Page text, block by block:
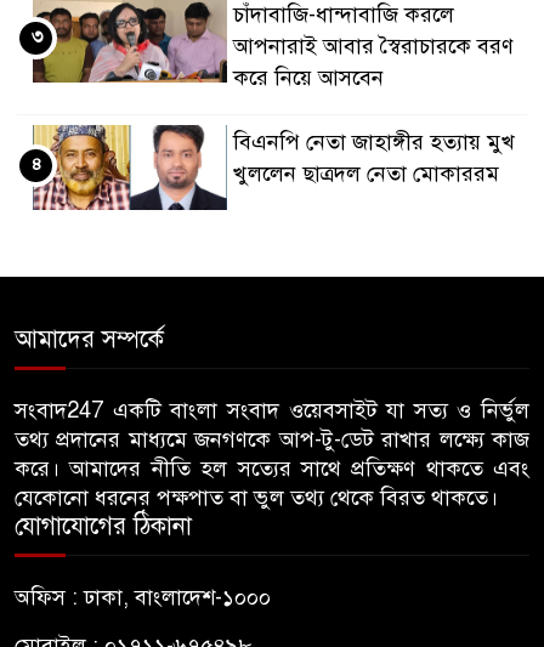
চাঁদাবাজি-ধান্দাবাজি করলে
আপনারাই আবার স্বৈরাচারকে বরণ
করে নিয়ে আসবেন
৩
বিএনপি নেতা জাহাঙ্গীর হত্যায় মুখ
খুললেন ছাত্রদল নেতা মোকাররম
৪
জামায়াতের কর্মসূচিতে বিএনপির
মারধর
৫
হামলার উদ্যেশ্যে শিবিরের মেসের
তথ্য সংগ্রহ, ছাত্রদল সভাপতিকে
সাবেক শিবির সভাপতির কড়া বার্তা
৬
ভিপির তদবির
৭
আমাদের সম্পর্কে
সংবাদ247 একটি বাংলা সংবাদ ওয়েবসাইট যা সত্য ও নির্ভুল
তথ্য প্রদানের মাধ্যমে জনগণকে আপ-টু-ডেট রাখার লক্ষ্যে কাজ
করে। আমাদের নীতি হল সত্যের সাথে প্রতিক্ষণ থাকতে এবং
যেকোনো ধরনের পক্ষপাত বা ভুল তথ্য থেকে বিরত থাকতে।
যোগাযোগের ঠিকানা
অফিস : ঢাকা, বাংলাদেশ-১০০০